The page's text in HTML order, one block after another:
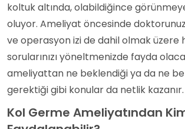
koltuk altında, olabildiğince
oluyor. Ameliyat öncesinde
ve operasyon izi de dahil olmak üzere
sorularınızı yöneltmenizde fayda
ameliyattan ne beklendiği ya da ne
gerektiği gibi konular da netlik kazanır.
Kol Germe Ameliyatından